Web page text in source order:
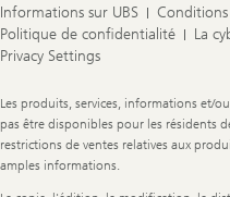
Informations sur UBS
Politique de confidentialité
La
Privacy Settings
Legal
Information
Les produits, services, informations et/
pas être disponibles pour les résidents
restrictions de ventes relatives aux
amples informations.